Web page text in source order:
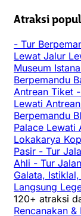
Atraksi
- Tur
Lewat Jalur
Museum
Berpemandu
Antrean Tiket -
Lewati
Berpemandu
Palace Lewati
Lokakarya
Pasir - Tur
Ahli - Tur
Galata,
Langsung
120+ atraksi
Rencanakan &